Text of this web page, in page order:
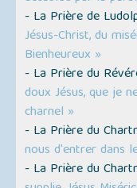
- La Prière de
Jésus-Christ, du
Bienheureux »
- La Prière du
doux Jésus, que je
charnel »
- La Prière du
nous d'entrer dans
- La Prière du